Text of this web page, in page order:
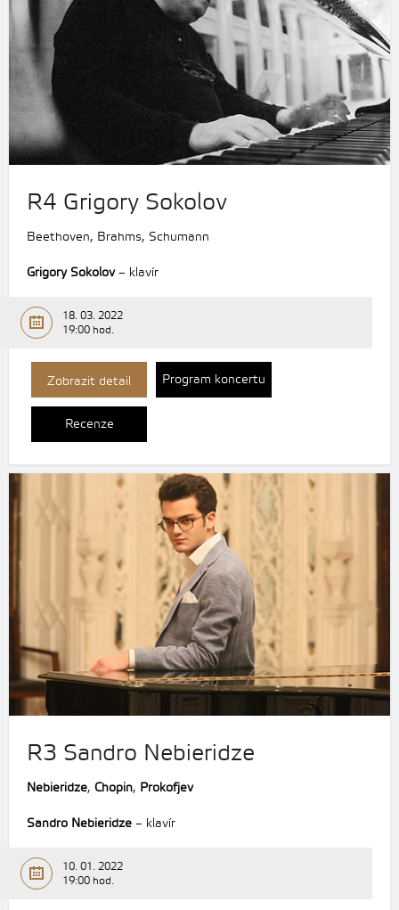
R4 Grigory Sokolov
Beethoven, Brahms, Schumann
Grigory Sokolov– klavír
18. 03. 2022
19:00 hod.
Zobrazit detail Program koncertu
Recenze
R3 Sandro Nebieridze
Nebieridze, Chopin, Prokofjev
Sandro Nebieridze – klavír
10. 01. 2022
19:00 hod.